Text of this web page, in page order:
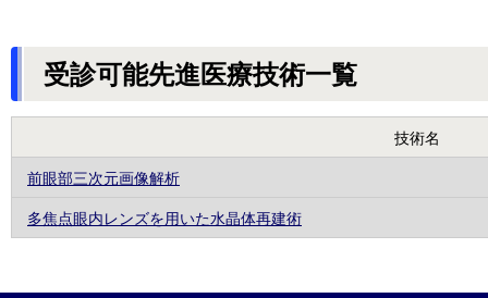
受診可能先進医療技術一覧
技術名
前眼部三次元画像解析
多焦点眼内レンズを用いた水晶体再建術